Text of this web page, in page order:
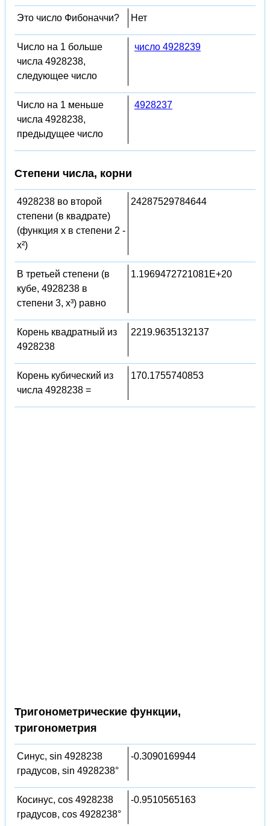
Это число Фибоначчи? Нет
Число на 1 больше
числа 4928238,
следующее число
число 4928239
Число на 1 меньше
числа 4928238,
предыдущее число
4928237
Степени числа, корни
4928238 во второй
степени (в квадрате)
(функция x в степени 2 -
x²)
24287529784644
В третьей степени (в
кубе, 4928238 в
степени 3, x³) равно
1.1969472721081E+20
Корень квадратный из
4928238
2219.9635132137
Корень кубический из
числа 4928238 =
170.1755740853
Тригонометрические функции,
тригонометрия
Синус, sin 4928238
градусов, sin 4928238°
-0.3090169944
Косинус, cos 4928238
градусов, cos 4928238°
-0.9510565163